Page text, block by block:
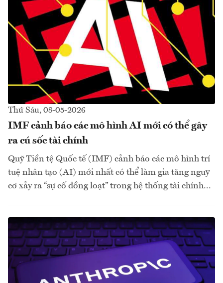
Thứ Sáu, 08-05-2026
IMF cảnh báo các mô hình AI mới có thể gây
ra cú sốc tài chính
Quỹ Tiền tệ Quốc tế (IMF) cảnh báo các mô hình trí
tuệ nhân tạo (AI) mới nhất có thể làm gia tăng nguy
cơ xảy ra “sự cố đồng loạt” trong hệ thống tài chính...